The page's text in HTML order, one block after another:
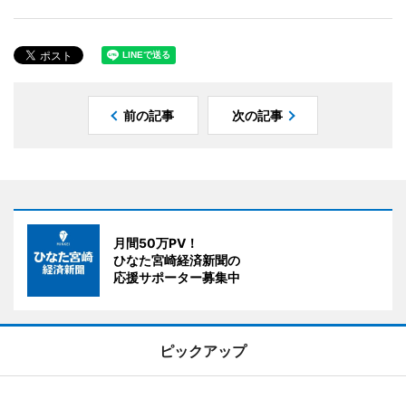
前の記事 次の記事
月間50万PV！
ひなた宮崎経済新聞の
応援サポーター募集中
ピックアップ